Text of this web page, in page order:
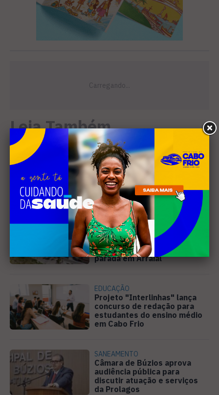
Leia Também
MÚSICA
Banda cabo-friense
Spectrummm apresenta
músicas inéditas no Diveneta
Moto Fest neste sábado (8)
PREJUÍZO
Compradores cobram
cronograma da Volendam e
pedem ação do MP por obra
parada em Arraial
EDUCAÇÃO
Projeto "Interlinhas" lança
concurso de redação para
estudantes do ensino médio
em Cabo Frio
SANEAMENTO
Câmara de Búzios aprova
audiência pública para
discutir atuação e serviços
da Prolagos